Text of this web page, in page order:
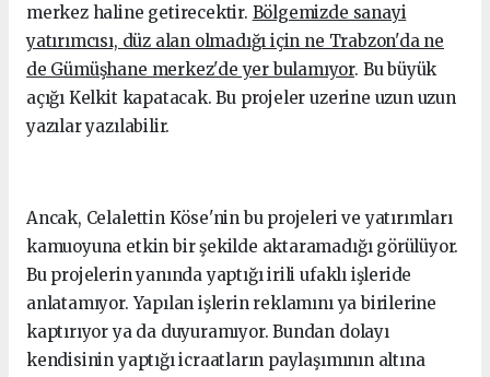
merkez haline getirecektir. Bölgemizde sanayi
yatırımcısı, düz alan olmadığı için ne Trabzon'da ne
de Gümüşhane merkez'de yer bulamıyor. Bu büyük
açığı Kelkit kapatacak. Bu projeler uzerine uzun uzun
yazılar yazılabilir.
Ancak, Celalettin Köse'nin bu projeleri ve yatırımları
kamuoyuna etkin bir şekilde aktaramadığı görülüyor.
Bu projelerin yanında yaptığı irili ufaklı işleride
anlatamıyor. Yapılan işlerin reklamını ya birilerine
kaptırıyor ya da duyuramıyor. Bundan dolayı
kendisinin yaptığı icraatların paylaşımının altına